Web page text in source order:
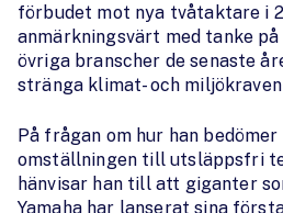
förbudet mot nya tvåtaktare i
anmärkningsvärt med tanke på
övriga branscher de senaste
stränga klimat- och
På frågan om hur han
omställningen till utsläppsfri
hänvisar han till att giganter
Yamaha har lanserat sina